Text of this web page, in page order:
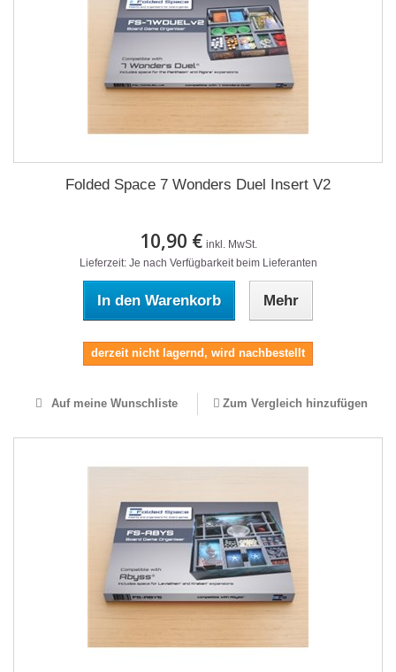
Folded Space 7 Wonders Duel Insert V2
10,90 € inkl. MwSt.
Lieferzeit: Je nach Verfügbarkeit beim Lieferanten
In den Warenkorb Mehr
derzeit nicht lagernd, wird nachbestellt
Auf meine Wunschliste Zum Vergleich hinzufügen